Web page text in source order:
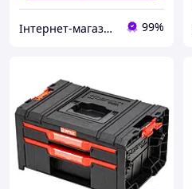
Інтернет-магазин "Marke" 99%